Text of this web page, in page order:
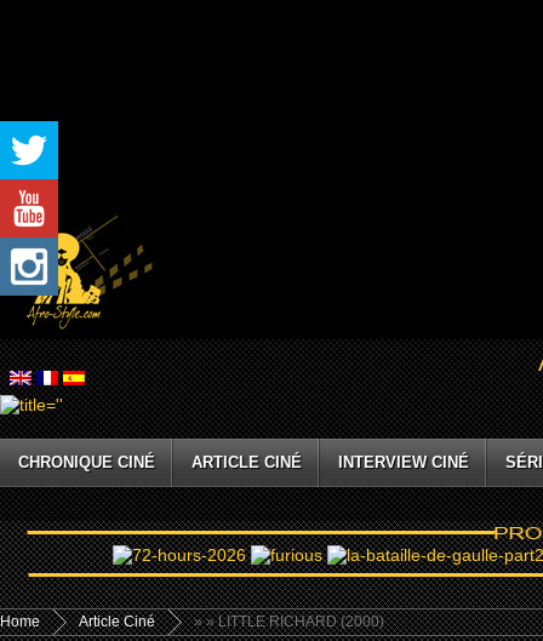
CHRONIQUE CINÉ ARTICLE CINÉ INTERVIEW CINÉ
Home »
Article Ciné » LITTLE RICHARD (2000)